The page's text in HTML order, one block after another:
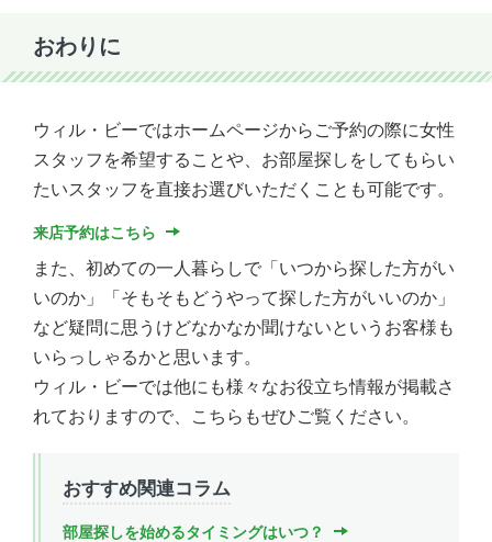
おわりに
ウィル・ビーではホームページからご予約の際に女性
スタッフを希望することや、お部屋探しをしてもらい
たいスタッフを直接お選びいただくことも可能です。
来店予約はこちら
また、初めての一人暮らしで「いつから探した方がい
いのか」「そもそもどうやって探した方がいいのか」
など疑問に思うけどなかなか聞けないというお客様も
いらっしゃるかと思います。
ウィル・ビーでは他にも様々なお役立ち情報が掲載さ
れておりますので、こちらもぜひご覧ください。
おすすめ関連コラム
部屋探しを始めるタイミングはいつ？